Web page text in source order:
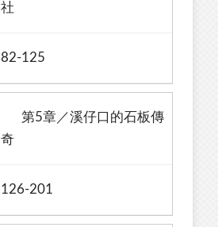
社
82-125
第5章／溪仔口的石板傳
奇
126-201